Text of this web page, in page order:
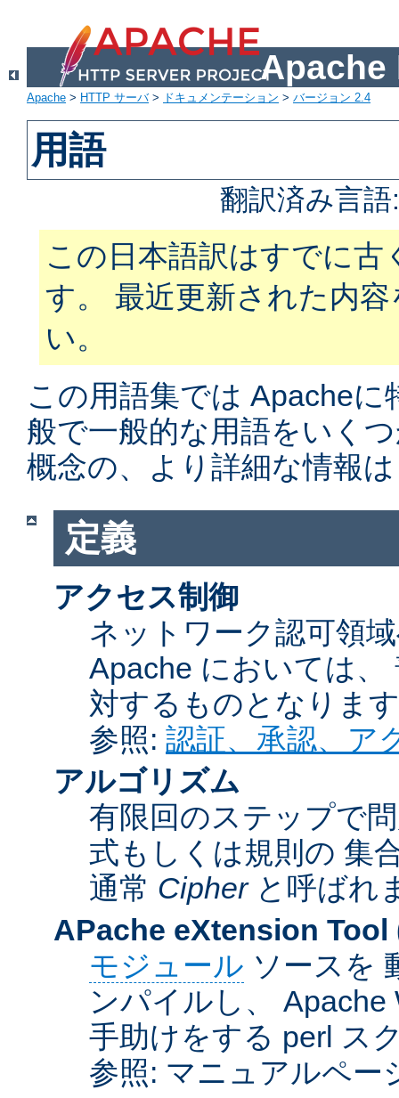
Apache
Apache > HTTP サーバ> ドキュメンテーション > バージョン 2.4
用語
翻訳済み言
この日本語訳はすでに
す。 最近更新された内
い。
この用語集では Apache
般で一般的な用語をいく
概念の、より詳細な情報
定義
アクセス制御
ネットワーク認可領
Apache においては
対するものとなりま
参照: 認証、承認、ア
アルゴリズム
有限回のステップで
式もしくは規則の 集
通常 Cipherと呼ばれ
APache eXtension Tool
モジュール ソースを
ンパイルし、
手助けをする perl ス
参照: マニュアルペー